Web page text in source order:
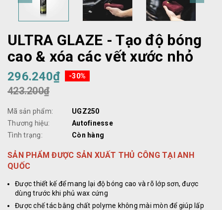
ULTRA GLAZE - Tạo độ bóng
cao & xóa các vết xước nhỏ
296.240₫ -30%
423.200₫
Mã sản phẩm:
UGZ250
Thương hiệu:
Autofinesse
Tình trạng:
Còn hàng
SẢN PHẨM ĐƯỢC SẢN XUẤT THỦ CÔNG TẠI ANH
QUỐC
Được thiết kế để mang lại độ bóng cao và rõ lớp sơn, được
dùng trước khi phủ wax cứng
Được chế tác bằng chất polyme không mài mòn để giúp lấp